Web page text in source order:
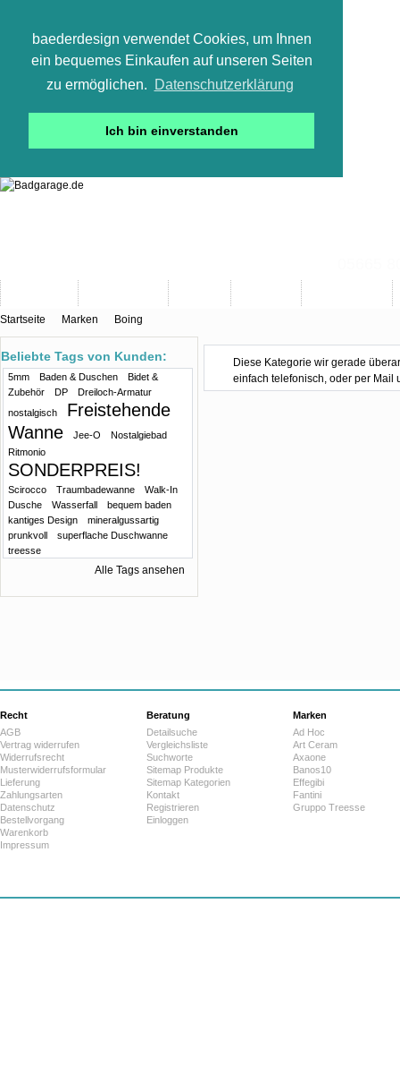
baederdesign verwendet Cookies, um Ihnen
ein bequemes Einkaufen auf unseren Seiten
zu ermöglichen.
Datenschutzerklärung
Ich bin einverstanden
Startseite Marken Boing
Diese Kategorie wir gerade
einfach telefonisch, oder per Mail
Beliebte Tags von Kunden:
5mm Baden & Duschen
Bidet &
Zubehör
DP
Dreiloch-Armatur
nostalgisch
Freistehende
Wanne
Jee-O
Nostalgiebad
Ritmonio
SONDERPREIS!
Scirocco Traumbadewanne
Walk-In
Dusche
Wasserfall
bequem baden
kantiges Design
mineralgussartig
prunkvoll
superflache Duschwanne
treesse
Alle Tags ansehen
Recht
AGB
Vertrag widerrufen
Widerrufsrecht
Musterwiderrufsformular
Lieferung
Zahlungsarten
Datenschutz
Bestellvorgang
Warenkorb
Impressum
Beratung
Detailsuche
Vergleichsliste
Suchworte
Sitemap Produkte
Sitemap Kategorien
Kontakt
Registrieren
Einloggen
Marken
Ad Hoc
Art Ceram
Axaone
Banos10
Effegibi
Fantini
Gruppo Treesse